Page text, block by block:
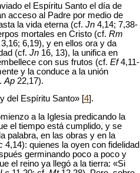
el Espíritu Santo el día de
acceso al Padre por medio de
la vida eterna (cf. Jn 4,14; 7,38-
mortales en Cristo (cf. Rm
3,16; 6,19), y en ellos ora y da
(cf. Jn 16, 13), la unifica en
con sus frutos (cf. Ef4,11-
y la conduce a la unión
Ap 22,17).
del Espíritu Santo» [4].
a la Iglesia predicando la
el tiempo está cumplido, y se
palabra, en las obras y en la
4,14): quienes la oyen con fidelidad
germinando poco a poco y
el reino ya llegó a la tierra: «Si